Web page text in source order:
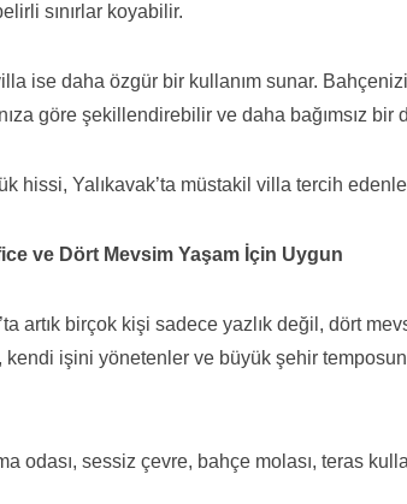
sınırlar koyabilir.
ise daha özgür bir kullanım sunar.
göre şekillendirebilir ve daha bağımsız bir
hissi, Yalıkavak’ta müstakil villa tercih
ve Dört Mevsim Yaşam İçin Uygun
artık birçok kişi sadece yazlık değil, dört
kendi işini yönetenler ve büyük şehir
odası, sessiz çevre, bahçe molası, teras